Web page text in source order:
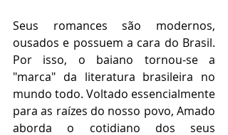
Seus romances são modernos,
ousados e possuem a cara do Brasil.
Por isso, o baiano tornou-se a
"marca" da literatura brasileira no
mundo todo. Voltado essencialmente
para as raízes do nosso povo, Amado
aborda o cotidiano dos seus